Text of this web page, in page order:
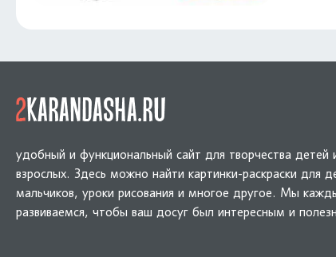
удобный и функциональный сайт для творчества детей
взрослых. Здесь можно найти картинки-раскраски для
мальчиков, уроки рисования и многое другое. Мы
развиваемся, чтобы ваш досуг был интересным и